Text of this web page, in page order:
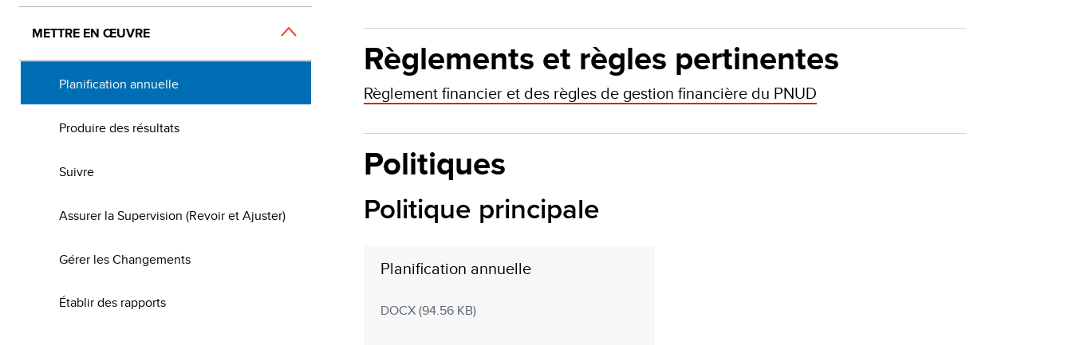
METTRE EN ŒUVRE
Planification annuelle
Produire des résultats
Suivre
Assurer la Supervision (Revoir et Ajuster)
Gérer les Changements
Établir des rapports
Règlements et règles pertinentes
Règlement financier et des règles de gestion financière du PNUD
Politiques
Politique principale
Planification annuelle
DOCX (94.56 KB)